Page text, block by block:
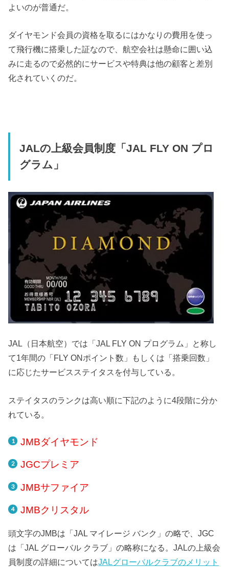
よいのが普通だ。
ダイヤモンド会員の資格を取るにはかなりの費用を使っ
て飛行機に搭乗した証なので、航空会社は懸命に囲い込
みに走るので必然的にサービスや特典は他の顧客と差別
化されていくのだ。
JALの上級会員制度「JAL FLY ON プロ
グラム」
JAL（日本航空）では「JAL FLY ON プログラム」と称し
て1年間の「FLY ONポイント数」もしくは「搭乗回数」
に応じたサービスステイタスを付与している。
ステイタスのランクは高い順に下記のように4段階に分か
れている。
JMBダイヤモンド
JGCプレミア
JMBサファイア
JMBクリスタル
頭文字のJMBは「JAL マイレージ バンク」の略で、JGC
は「JAL グローバル クラブ」の略称になる。JALの上級会
員制度の詳細についてはJALグローバルクラブのメリット